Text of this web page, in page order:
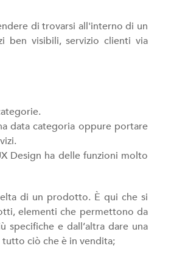
di trovarsi all'interno di un
ben visibili, servizio clienti via
data categoria oppure portare
Design ha delle funzioni molto
di un prodotto. È qui che si
elementi che permettono da
e dall’altra dare una
ciò che è in vendita;
APP IOS / ANDROID
Realizziamo
Proponiamo
e Tablet
SITI WEB
Realizzazione Siti
Visibili sui Motori di